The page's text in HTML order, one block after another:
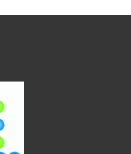
o di
politiche,
a
politico o